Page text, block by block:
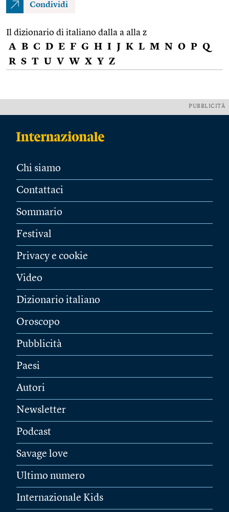
Condividi
Il dizionario di italiano dalla a alla z
A B C D E F G H I J K L M N O P Q
R S T U V W X Y Z
PUBBLICITÀ
Chi siamo
Contattaci
Sommario
Festival
Privacy e cookie
Video
Dizionario italiano
Oroscopo
Pubblicità
Paesi
Autori
Newsletter
Podcast
Savage love
Ultimo numero
Internazionale Kids